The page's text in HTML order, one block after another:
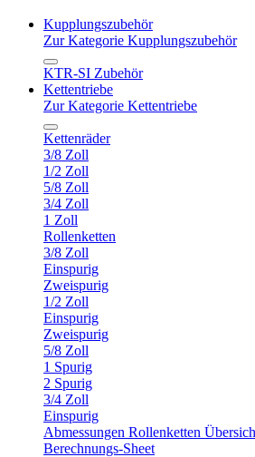
Kupplungszubehör
Zur Kategorie Kupplungszubehör
KTR-SI Zubehör
Kettentriebe
Zur Kategorie Kettentriebe
Kettenräder
3/8 Zoll
1/2 Zoll
5/8 Zoll
3/4 Zoll
1 Zoll
Rollenketten
3/8 Zoll
Einspurig
Zweispurig
1/2 Zoll
Einspurig
Zweispurig
5/8 Zoll
1 Spurig
2 Spurig
3/4 Zoll
Einspurig
Abmessungen Rollenketten
Berechnungs-Sheet